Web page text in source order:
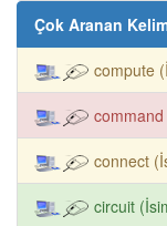
Çok Aranan
compute
connect
circuit